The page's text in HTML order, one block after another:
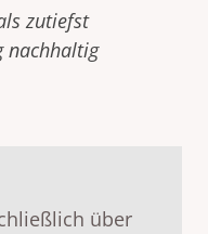
zutiefst
nachhaltig
über